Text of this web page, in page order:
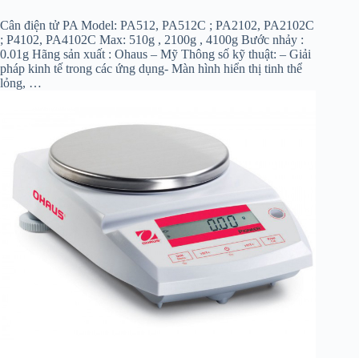
Cân điện tử PA Model: PA512, PA512C ; PA2102, PA2102C
; P4102, PA4102C Max: 510g , 2100g , 4100g Bước nhảy :
0.01g Hãng sản xuất : Ohaus – Mỹ Thông số kỹ thuật: – Giải
pháp kinh tế trong các ứng dụng- Màn hình hiển thị tinh thể
lỏng, …